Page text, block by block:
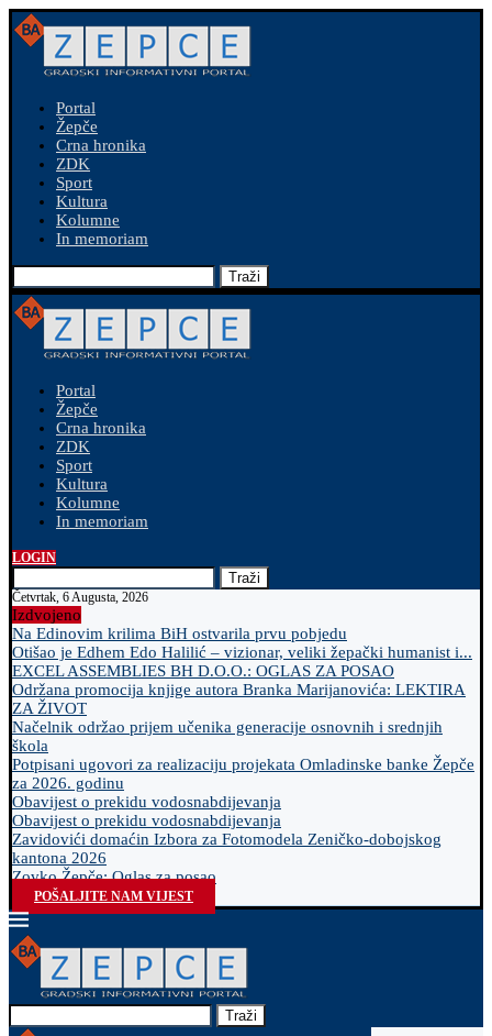
Portal
Žepče
Crna hronika
ZDK
Sport
Kultura
Kolumne
In memoriam
Traži
Portal
Žepče
Crna hronika
ZDK
Sport
Kultura
Kolumne
In memoriam
LOGIN
Traži
Četvrtak, 6 Augusta, 2026
Izdvojeno
Na Edinovim krilima BiH ostvarila prvu pobjedu
Otišao je Edhem Edo Halilić – vizionar, veliki žepački humanist i...
EXCEL ASSEMBLIES BH D.O.O.: OGLAS ZA POSAO
Održana promocija knjige autora Branka Marijanovića: LEKTIRA
ZA ŽIVOT
Načelnik održao prijem učenika generacije osnovnih i srednjih
škola
Potpisani ugovori za realizaciju projekata Omladinske banke Žepče
za 2026. godinu
Obavijest o prekidu vodosnabdijevanja
Obavijest o prekidu vodosnabdijevanja
Zavidovići domaćin Izbora za Fotomodela Zeničko-dobojskog
kantona 2026
Zovko Žepče: Oglas za posao
POŠALJITE NAM VIJEST
Traži